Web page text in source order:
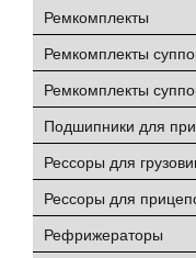
Ремкомплекты
Ремкомплекты
Ремкомплекты
Подшипники для
Рессоры для
Рессоры для
Рефрижераторы